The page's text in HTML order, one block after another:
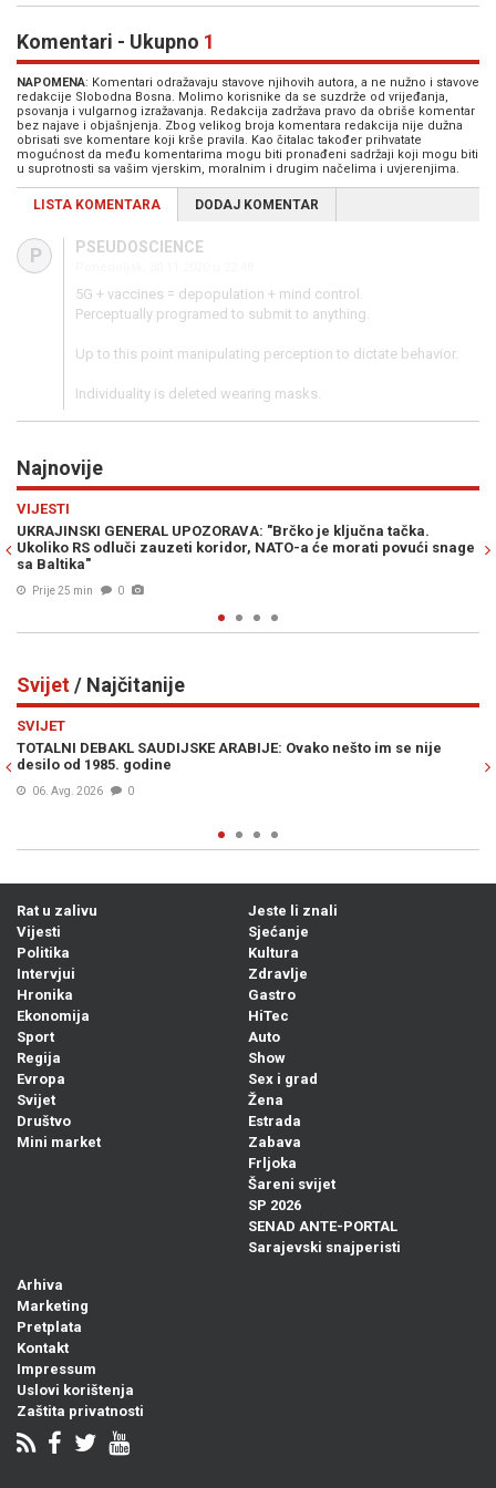
Komentari - Ukupno 1
NAPOMENA: Komentari odražavaju stavove njihovih autora, a ne nužno i stavove
redakcije Slobodna Bosna. Molimo korisnike da se suzdrže od vrijeđanja,
psovanja i vulgarnog izražavanja. Redakcija zadržava pravo da obriše komentar
bez najave i objašnjenja. Zbog velikog broja komentara redakcija nije dužna
obrisati sve komentare koji krše pravila. Kao čitalac također prihvatate
mogućnost da među komentarima mogu biti pronađeni sadržaji koji mogu biti
u suprotnosti sa vašim vjerskim, moralnim i drugim načelima i uvjerenjima.
LISTA KOMENTARA DODAJ KOMENTAR
P PSEUDOSCIENCE
5G + vaccines = depopulation + mind control.
Perceptually programed to submit to anything.
Up to this point manipulating perception to dictate behavior.
Individuality is deleted wearing masks.
Najnovije
je ključna tačka.
će morati povući snage
RIJAD DOBIO HLADAN TUŠ IZ
potpisan, pa Trump odmah promijenio
Svijet/ Najčitanije
nešto im se nije
HILLARY CLINTON U PROGRAMU UŽIVO
„Spremna sam lično nominirati Trumpa za
Rat u zalivu
Vijesti
Politika
Intervjui
Hronika
Ekonomija
Sport
Regija
Evropa
Svijet
Društvo
Mini market
Jeste li znali
Sjećanje
Kultura
Zdravlje
Gastro
HiTec
Auto
Show
Sex i grad
Žena
Estrada
Zabava
Frljoka
Šareni svijet
SP 2026
SENAD ANTE-PORTAL
Sarajevski snajperisti
Arhiva
Marketing
Pretplata
Kontakt
Impressum
Uslovi korištenja
Zaštita privatnosti